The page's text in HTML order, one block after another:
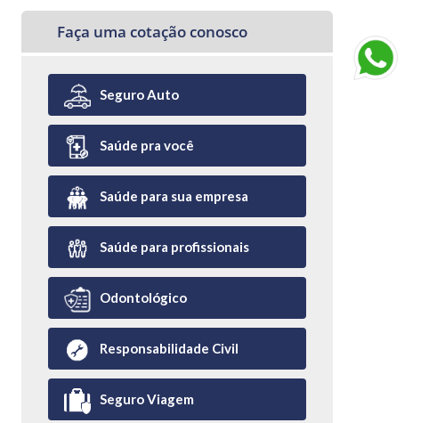
Faça uma cotação conosco
Seguro Auto
Saúde pra você
Saúde para sua empresa
Saúde para profissionais
Odontológico
Responsabilidade Civil
Seguro Viagem